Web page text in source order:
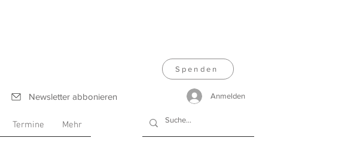
Newsletter abbonieren
Termine Mehr
Spenden
Anmelden